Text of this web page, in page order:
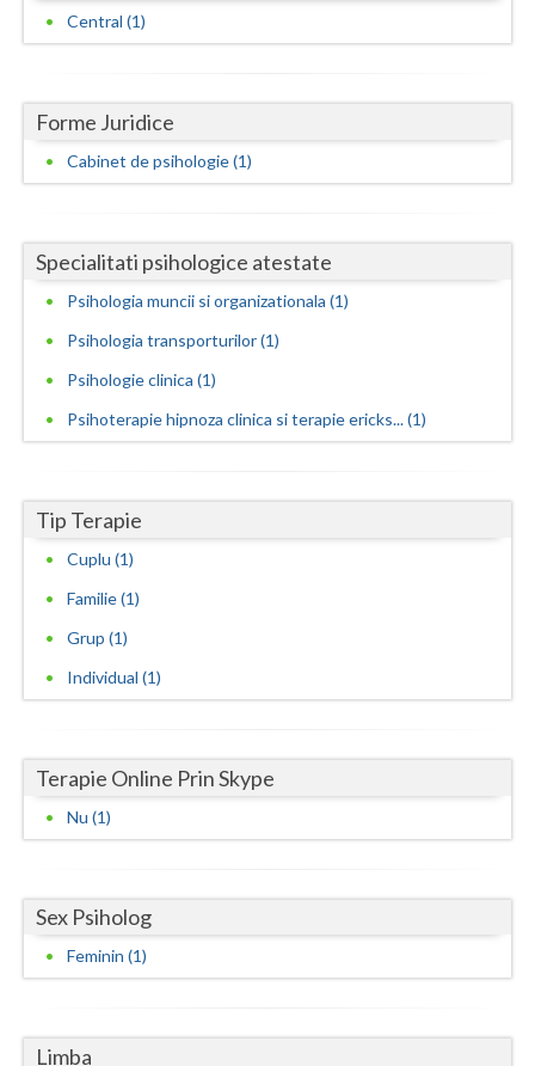
Mures
Neamt
Prahova
Satu-Mare
Sibiu
Teleorman
Timis
Tulcea
Vaslui
Central (1)
Forme Juridice
Cabinet de psihologie (1)
Specialitati psihologice atestate
Psihologia muncii si organizationala (1)
Psihologia transporturilor (1)
Psihologie clinica (1)
Psihoterapie hipnoza clinica si terapie ericks... (1)
Tip Terapie
Cuplu (1)
Familie (1)
Grup (1)
Individual (1)
Terapie Online Prin Skype
Nu (1)
Sex Psiholog
Feminin (1)
Limba